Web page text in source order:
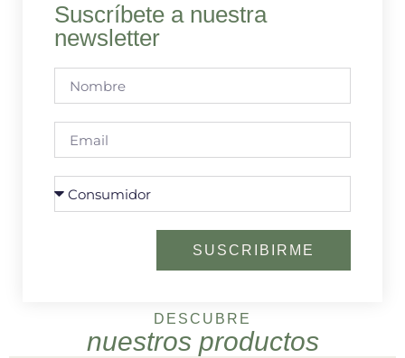
Suscríbete a nuestra
newsletter
SUSCRIBIRME
DESCUBRE
nuestros productos